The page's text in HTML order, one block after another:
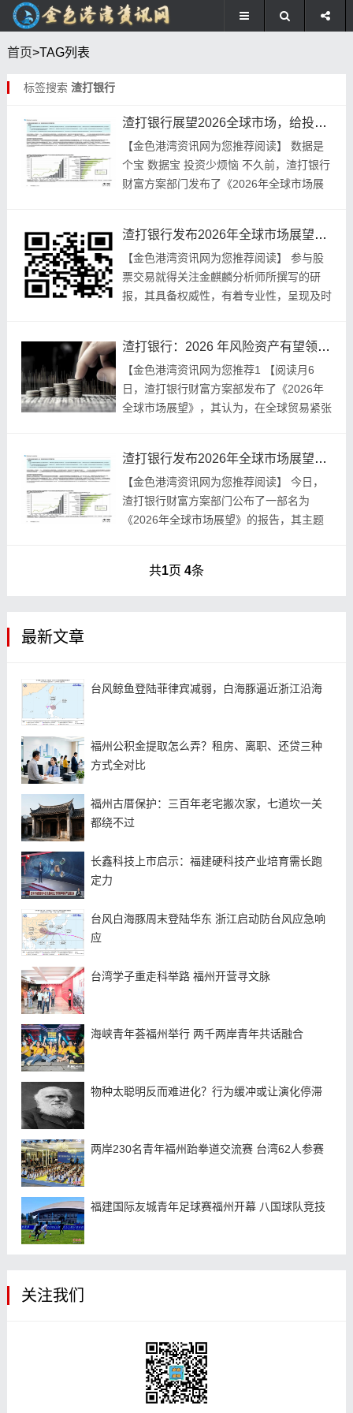
首页>TAG列表
标签搜索 渣打银行
渣打银行展望2026全球市场，给投资者这些投资建议
【金色港湾资讯网为您推荐阅读】 数据是
个宝 数据宝 投资少烦恼 不久前，渣打银行
财富方案部门发布了《2026年全球市场展
里...
渣打银行发布2026年全球市场展望，给出投资建议啦
【金色港湾资讯网为您推荐阅读】 参与股
票交易就得关注金麒麟分析师所撰写的研
报，其具备权威性，有着专业性，呈现及时
部门发布了《...
渣打银行：2026 年风险资产有望领跑，建议超配这些资产
【金色‮湾港‬资讯‮为网‬您推荐‮读阅‬】 1月6
日，渣打银‮财行‬富方‮发部案‬布了《2026年
全球‮展场市‬望》，其认为，在全‮易贸球‬紧张
渣打银行发布2026年全球市场展望，透露这些投资建议
【金色港湾资讯网为您推荐阅读】 今日，
渣打银行财富方案部门公布了一部名为
《2026年全球市场展望》的报告，其主题
理，在接...
共1页 4条
最新文章
台风鲸鱼登陆菲律宾减弱，白海豚逼近浙江沿海
福州公积金提取怎么弄？租房、离职、还贷三种
方式全对比
福州古厝保护：三百年老宅搬次家，七道坎一关
都绕不过
长鑫科技上市启示：福建硬科技产业培育需长跑
定力
台风白海豚周末登陆华东 浙江启动防台风应急响
应
台湾学子重走科举路 福州开营寻文脉
海峡青年荟福州举行 两千两岸青年共话融合
物种太聪明反而难进化？行为缓冲或让演化停滞
两岸230名青年福州跆拳道交流赛 台湾62人参赛
福建国际友城青年足球赛福州开幕 八国球队竞技
关注我们